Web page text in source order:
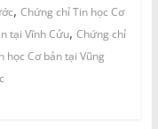
, Chứng chỉ Tin học Cơ
tại Vĩnh Cửu, Chứng chỉ
học Cơ bản tại Vũng